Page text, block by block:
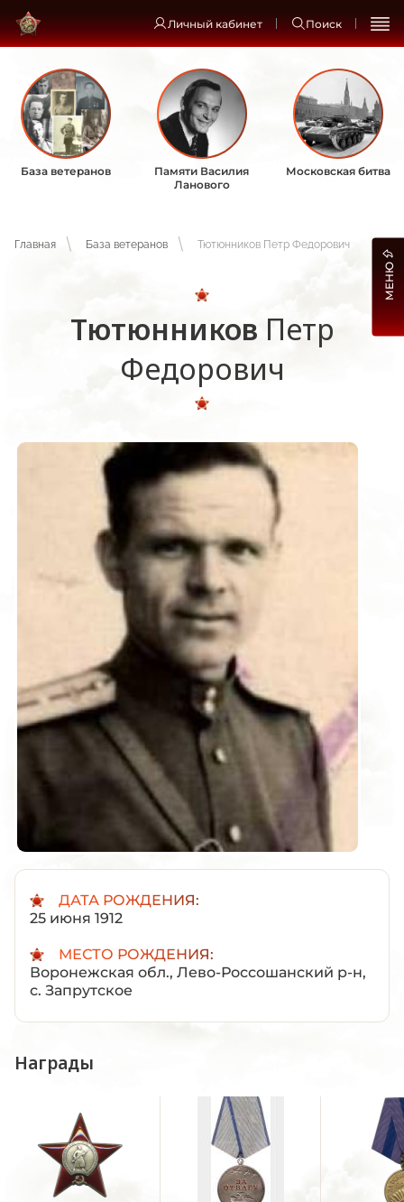
Личный кабинет Поиск
База ветеранов
Памяти Василия
Ланового
Московская битва
Главная База ветеранов Тютюнников Петр Федорович
Тютюнников Петр
Федорович
ДАТА РОЖДЕНИЯ:
25 июня 1912
МЕСТО РОЖДЕНИЯ:
Воронежская обл., Лево-Россошанский р-н,
с. Запрутское
Награды
МЕНЮ